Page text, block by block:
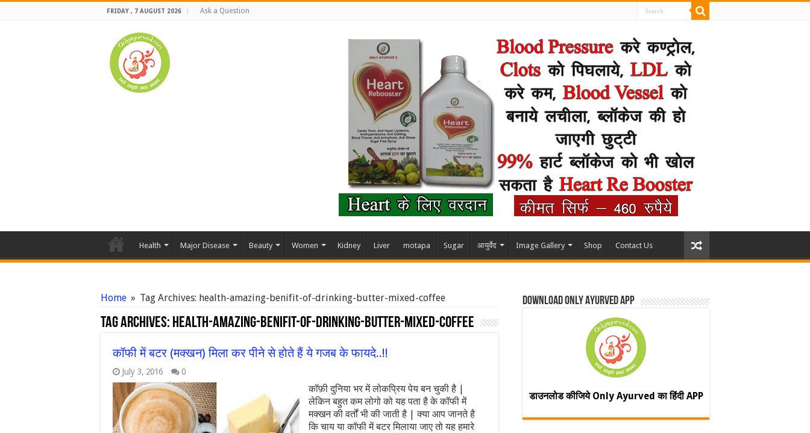
FRIDAY , 7 AUGUST 2026 Ask a Question
Health Major Disease Beauty Women Kidney Liver motapa Sugar आयुर्वेद Image Gallery Shop Contact Us
Home » Tag Archives: health-amazing-benifit-of-drinking-butter-mixed-coffee
Tag Archives: health-amazing-benifit-of-drinking-butter-mixed-coffee
कॉफी में बटर (मक्खन) मिला कर पीने से होते हैं ये गजब के फायदे..!!
July 3, 2016 0
कॉफ़ी दुनिया भर में लोकप्रिय पेय बन चुकी है |
लेकिन बहुत कम लोगो को यह पता है के कॉफी में
मक्खन की वर्तों भी की जाती है | क्या आप जानते है
कि चाय या कॉफी में बटर मिलाया जाए तो यह हमारे
Download Only Ayurved App
डाउनलोड कीजिये Only Ayurved का हिंदी APP